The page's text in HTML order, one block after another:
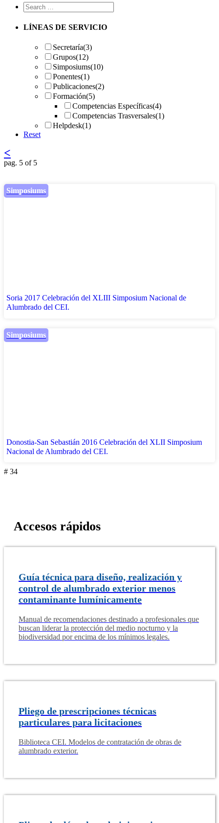
LÍNEAS DE SERVICIO
Secretaría(3)
Grupos(12)
Simposiums(10)
Ponentes(1)
Publicaciones(2)
Formación(5)
Competencias Específicas(4)
Competencias Trasversales(1)
Helpdesk(1)
Reset
<
pag. 5 of 5
Simposiums
Soria 2017 Celebración del XLIII Simposium Nacional de
Alumbrado del CEI.
Simposiums
Donostia-San Sebastián 2016 Celebración del XLII Simposium
Nacional de Alumbrado del CEI.
# 34
Accesos rápidos
Guía técnica para diseño, realización y
control de alumbrado exterior menos
contaminante lumínicamente
Manual de recomendaciones destinado a profesionales que
buscan liderar la protección del medio nocturno y la
biodiversidad por encima de los mínimos legales.
Pliego de prescripciones técnicas
particulares para licitaciones
Biblioteca CEI. Modelos de contratación de obras de
alumbrado exterior.